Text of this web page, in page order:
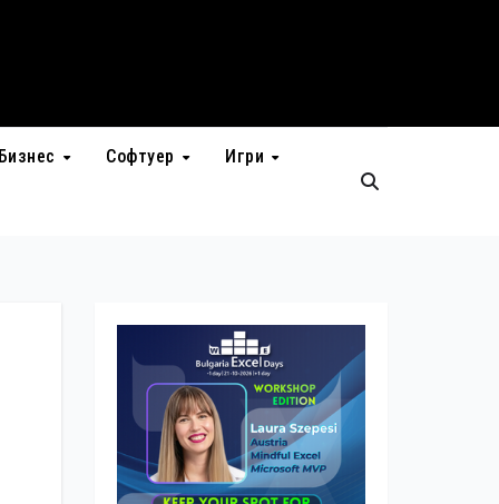
Бизнес Софтуер Игри